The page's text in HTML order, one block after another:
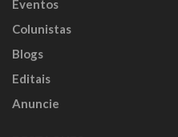
Eventos
Colunistas
Blogs
Editais
Anuncie